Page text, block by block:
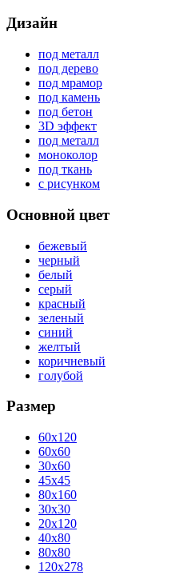
Дизайн
под металл
под дерево
под мрамор
под камень
под бетон
3D эффект
под металл
моноколор
под ткань
с рисунком
Основной цвет
бежевый
черный
белый
серый
красный
зеленый
синий
желтый
коричневый
голубой
Размер
60x120
60x60
30x60
45x45
80x160
30x30
20x120
40x80
80x80
120x278